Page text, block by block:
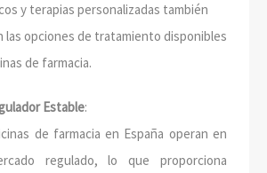
y terapias personalizadas también
las opciones de tratamiento disponibles
de farmacia.
Estable:
de farmacia en España operan en
regulado, lo que proporciona